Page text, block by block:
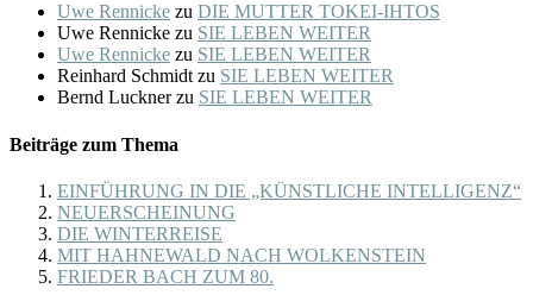
Uwe Rennicke zu DIE MUTTER TOKEI-IHTOS
Uwe Rennicke zu SIE LEBEN WEITER
Uwe Rennicke zu SIE LEBEN WEITER
Reinhard Schmidtzu SIE LEBEN WEITER
Bernd Lucknerzu SIE LEBEN WEITER
Beiträge zum Thema
EINFÜHRUNG IN DIE „KÜNSTLICHE INTELLIGENZ“
NEUERSCHEINUNG
DIE WINTERREISE
MIT HAHNEWALD NACH WOLKENSTEIN
FRIEDER BACH ZUM 80.